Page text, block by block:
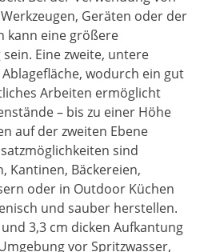
Geräten oder der
kann eine größere
Eine zweite, untere
wodurch ein gut
Arbeiten ermöglicht
– bis zu einer Höhe
auf der zweiten Ebene
sind
Kantinen, Bäckereien,
oder in Outdoor Küchen
und sauber herstellen.
3,3 cm dicken Aufkantung
vor Spritzwasser,